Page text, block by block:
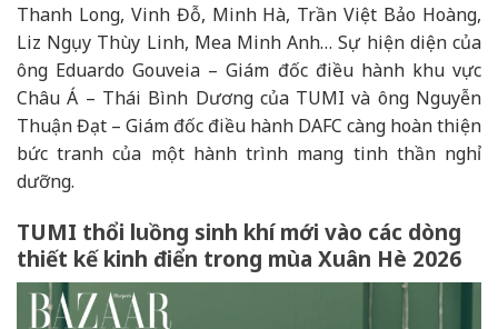
Thanh Long, Vinh Đỗ, Minh Hà, Trần Việt Bảo Hoàng,
Liz Ngụy Thùy Linh, Mea Minh Anh… Sự hiện diện của
ông Eduardo Gouveia – Giám đốc điều hành khu vực
Châu Á – Thái Bình Dương của TUMI và ông Nguyễn
Thuận Đạt – Giám đốc điều hành DAFC càng hoàn thiện
bức tranh của một hành trình mang tinh thần nghỉ
dưỡng.
TUMI thổi luồng sinh khí mới vào các dòng
thiết kế kinh điển trong mùa Xuân Hè 2026